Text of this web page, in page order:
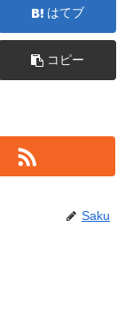
はてブ
コピー
Saku